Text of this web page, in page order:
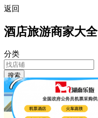
返回
酒店旅游商家大全
分类
搜索